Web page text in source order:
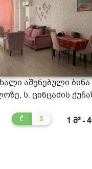
აშენებული ბინა
ს. ცინცაძის
₾ $ 1 მ² -